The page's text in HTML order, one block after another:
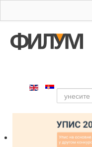
Упис
Уметност